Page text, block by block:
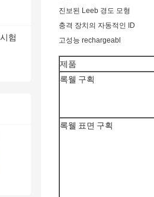
험
진보된 Leeb 경도 모형
충격 장치의 자동적인 ID
고성능 rechargeabl
제품
록웰 구획
록웰 표면 구획